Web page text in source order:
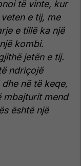
të vinte, kur
e tij, me
e tillë ka një
kombi.
jetën e tij.
ndriçojë
në të keqe,
mbajturit mend
është një